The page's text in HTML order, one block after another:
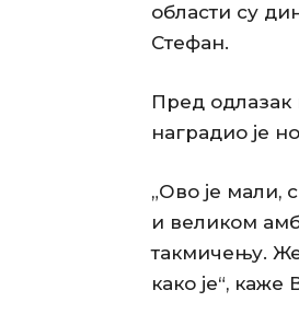
области су
Стефан.
Пред
наградио је
„Ово је мали,
и великом
такмичењу.
како је“,